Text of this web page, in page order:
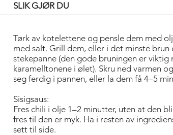
SLIK GJØR DU
Tørk av kotelettene og pensle dem med
med salt. Grill dem, eller i det minste brun
stekepanne (den gode bruningen er viktig
karamelltonene i ølet). Skru ned varmen
seg ferdig i pannen, eller la dem få 4–5
Sisigsaus:
Fres chili i olje 1–2 minutter, uten at den
fres til den er myk. Ha i resten av
sett til side.